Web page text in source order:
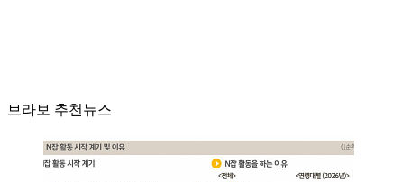
브라보 추천뉴스